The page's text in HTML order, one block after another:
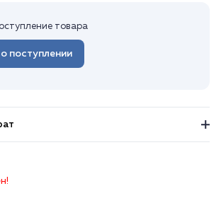
товара
поступлении